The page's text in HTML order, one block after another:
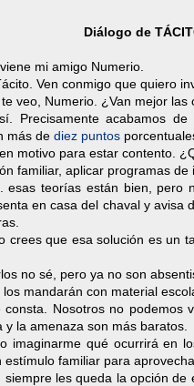
Diálogo de
mi amigo Numerio.
Ven conmigo que quiero
veo, Numerio. ¿Van mejor las
Precisamente acabamos
más de diez puntos
motivo para estar contento.
familiar, aplicar programas
esas teorías están bien, pero
en casa del chaval y
crees que esa solución es un
no sé, pero ya no son
los mandarán con material
consta. Nosotros no podemos
y la amenaza son más baratos.
imaginarme qué ocurrirá en
familiar para
siempre les queda la opción